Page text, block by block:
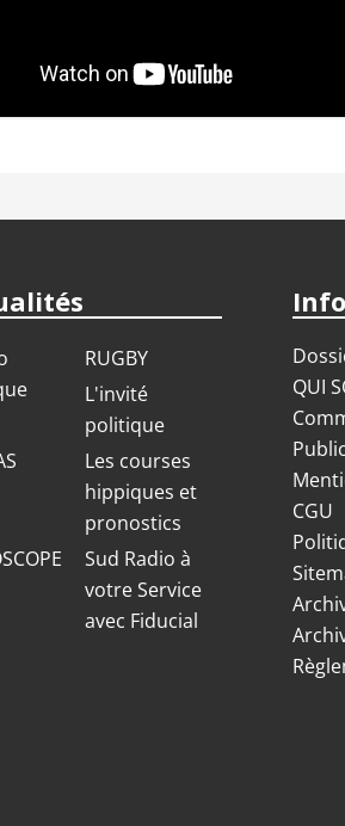
RUGBY
L'invité
politique
Les courses
hippiques et
pronostics
Sud Radio à
votre Service
avec Fiducial
QUI
CGU